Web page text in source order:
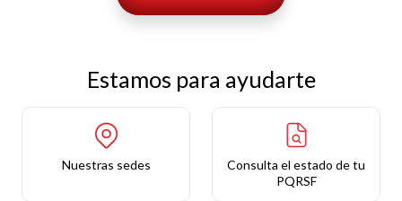
Estamos para ayudarte
Nuestras sedes
Consulta el estado de tu
PQRSF